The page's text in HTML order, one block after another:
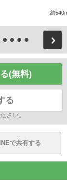
約
(無料)
る
さい。
で共有する